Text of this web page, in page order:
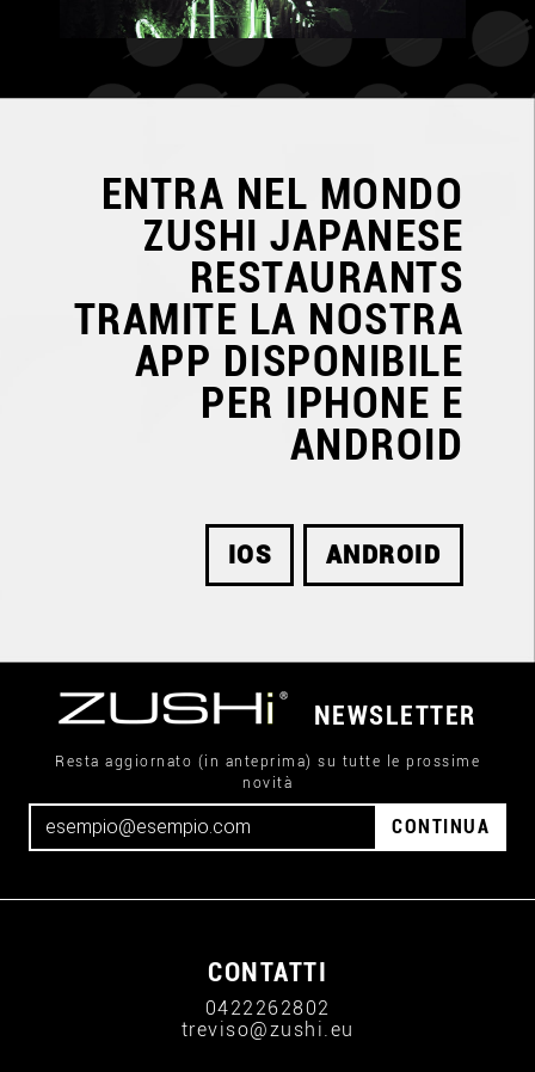
ENTRA NEL MONDO
ZUSHI JAPANESE
RESTAURANTS
TRAMITE LA NOSTRA
APP DISPONIBILE
PER IPHONE E
ANDROID
IOS ANDROID
NEWSLETTER
Resta aggiornato (in anteprima) su tutte le prossime
novità
CONTINUA
CONTATTI
0422262802
treviso@zushi.eu